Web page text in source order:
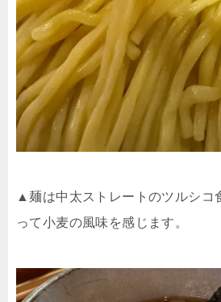
▲麺は中太ストレートのツルシコ
って小麦の風味を感じます。